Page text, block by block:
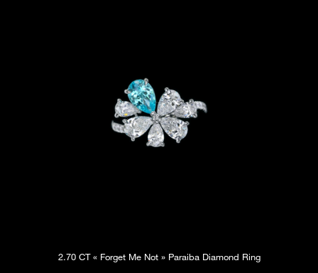
2.70 CT « Forget Me Not » Paraiba Diamond Ring